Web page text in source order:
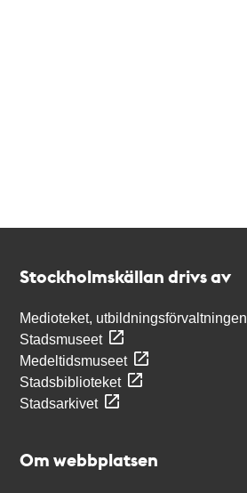
Stockholmskällan drivs av
Medioteket, utbildningsförvaltningen
Stadsmuseet
Medeltidsmuseet
Stadsbiblioteket
Stadsarkivet
Om webbplatsen